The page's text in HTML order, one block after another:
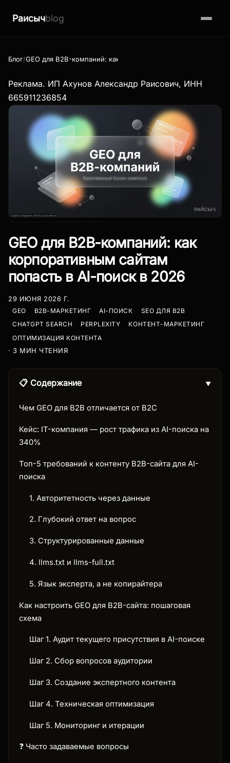
Раисычblog
Блог GEO для B2B-компаний: как корпоративным сайтам
Реклама. ИП Ахунов Александр Раисович, ИНН
665911236854
GEO для B2B-компаний: как
корпоративным сайтам
попасть в AI-поиск в 2026
29 ИЮНЯ 2026 Г.
GEO
B2B-МАРКЕТИНГ AI-ПОИСК
SEO ДЛЯ B2B
CHATGPT SEARCH
PERPLEXITY
КОНТЕНТ-МАРКЕТИНГ
ОПТИМИЗАЦИЯ КОНТЕНТА
· 3 МИН ЧТЕНИЯ
📋 Содержание ▼
Чем GEO для B2B отличается от B2C
Кейс: IT-компания — рост трафика из AI-поиска на
340%
Топ-5 требований к контенту B2B-сайта для AI-
поиска
1. Авторитетность через данные
2. Глубокий ответ на вопрос
3. Структурированные данные
4. llms.txt и llms-full.txt
5. Язык эксперта, а не копирайтера
Как настроить GEO для B2B-сайта: пошаговая
схема
Шаг 1. Аудит текущего присутствия в AI-поиске
Шаг 2. Сбор вопросов аудитории
Шаг 3. Создание экспертного контента
Шаг 4. Техническая оптимизация
Шаг 5. Мониторинг и итерации
❓ Часто задаваемые вопросы